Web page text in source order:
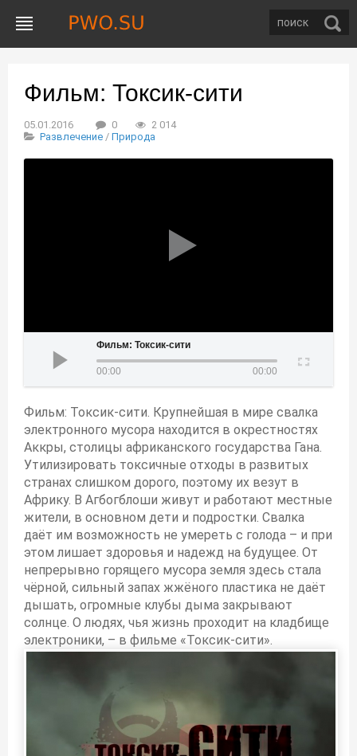
Фильм: Токсик-сити
05.01.2016 0
2 014
Развлечение / Природа
Фильм: Токсик-сити
00:00 00:00
Фильм: Токсик-сити. Крупнейшая в мире свалка
электронного мусора находится в окрестностях
Аккры, столицы африканского государства Гана.
Утилизировать токсичные отходы в развитых
странах слишком дорого, поэтому их везут в
Африку. В Агбогблоши живут и работают местные
жители, в основном дети и подростки. Свалка
даёт им возможность не умереть с голода – и при
этом лишает здоровья и надежд на будущее. От
непрерывно горящего мусора земля здесь стала
чёрной, сильный запах жжёного пластика не даёт
дышать, огромные клубы дыма закрывают
солнце. О людях, чья жизнь проходит на кладбище
электроники, – в фильме «Токсик-сити».